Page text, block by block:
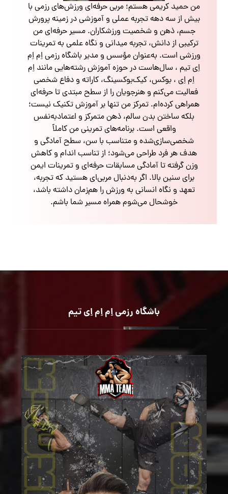
من حمید کریمی هستم؛ مربی حرفه‌ای ورزش‌های رزمی با
بیش از سه دهه تجربه عملی و آموزشی در زمینه پرورش
جسم، ذهن و شخصیت ورزشکاران. مسیر حرفه‌ای من
ترکیبی از دانش، تجربه میدانی و نگاه علمی به تمرینات
ورزشی است. به‌عنوان مؤسس و مدیر باشگاه رزمی اِم اِم
اِی تیم ، سال‌هاست در حوزه آموزش رشته‌هایی مانند اِم
اِم اِی ، بوکس، کیک‌بوکسینگ، کاراته و دفاع شخصی
فعالیت می‌کنم و هنرجویان را از سطح مبتدی تا حرفه‌ای
همراهی کرده‌ام. تمرکز من تنها بر آموزش تکنیک نیست؛
بلکه ساختن بدن سالم، ذهن متمرکز و اعتمادبه‌نفس
واقعی است. برنامه‌های تمرینی من کاملاً
شخصی‌سازی‌شده و متناسب با سن، سطح آمادگی و
هدف هر فرد طراحی می‌شود؛ از تناسب اندام و کاهش
وزن گرفته تا آمادگی مسابقات حرفه‌ای و تمرینات ایمن
برای سنین بالا. اگر به‌دنبال مربی‌ای هستید که تجربه،
تعهد و نگاه انسانی به ورزش را هم‌زمان داشته باشد،
خوشحال می‌شوم همراه مسیر شما باشم.
باشگاه رزمی اِم اِم اِی تیم